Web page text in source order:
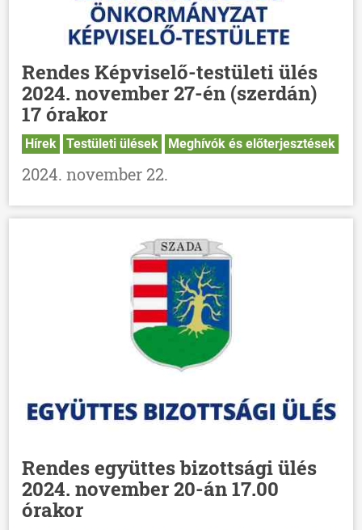
Rendes Képviselő-testületi ülés
2024. november 27-én (szerdán)
17 órakor
Hírek Testületi ülések Meghívók és előterjesztések
2024. november 22.
Rendes együttes bizottsági ülés
2024. november 20-án 17.00
órakor